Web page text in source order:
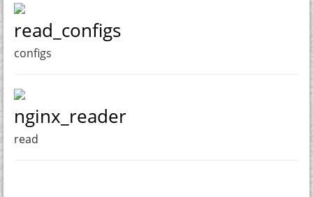
read_configs
configs
nginx_reader
read